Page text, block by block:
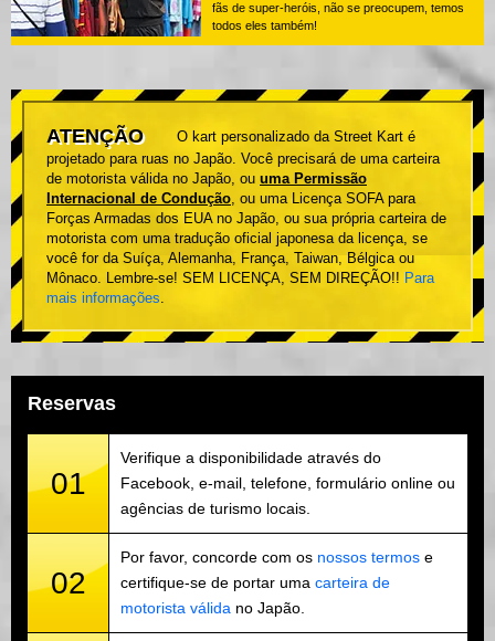
fãs de super-heróis, não se preocupem, temos
todos eles também!
ATENÇÃO
O kart personalizado da Street Kart é
projetado para ruas no Japão. Você precisará de uma carteira
de motorista válida no Japão, ou uma Permissão
Internacional de Condução, ou uma Licença SOFA para
Forças Armadas dos EUA no Japão, ou sua própria carteira de
motorista com uma tradução oficial japonesa da licença, se
você for da Suíça, Alemanha, França, Taiwan, Bélgica ou
Mônaco. Lembre-se! SEM LICENÇA, SEM DIREÇÃO!! Para
mais informações.
Reservas
01
Verifique a disponibilidade através do
Facebook, e-mail, telefone, formulário online ou
agências de turismo locais.
02
Por favor, concorde com os nossos termos e
certifique-se de portar uma carteira de
motorista válida no Japão.